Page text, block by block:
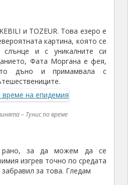
и TOZEUR. Това езеро е
картина, която се
слънце и с уникалните си
Фата Моргана е фея,
дъно и примамвала с
– Тунис по време
рано, за да можем да се
изгрев точно по средата
за това. Гледам